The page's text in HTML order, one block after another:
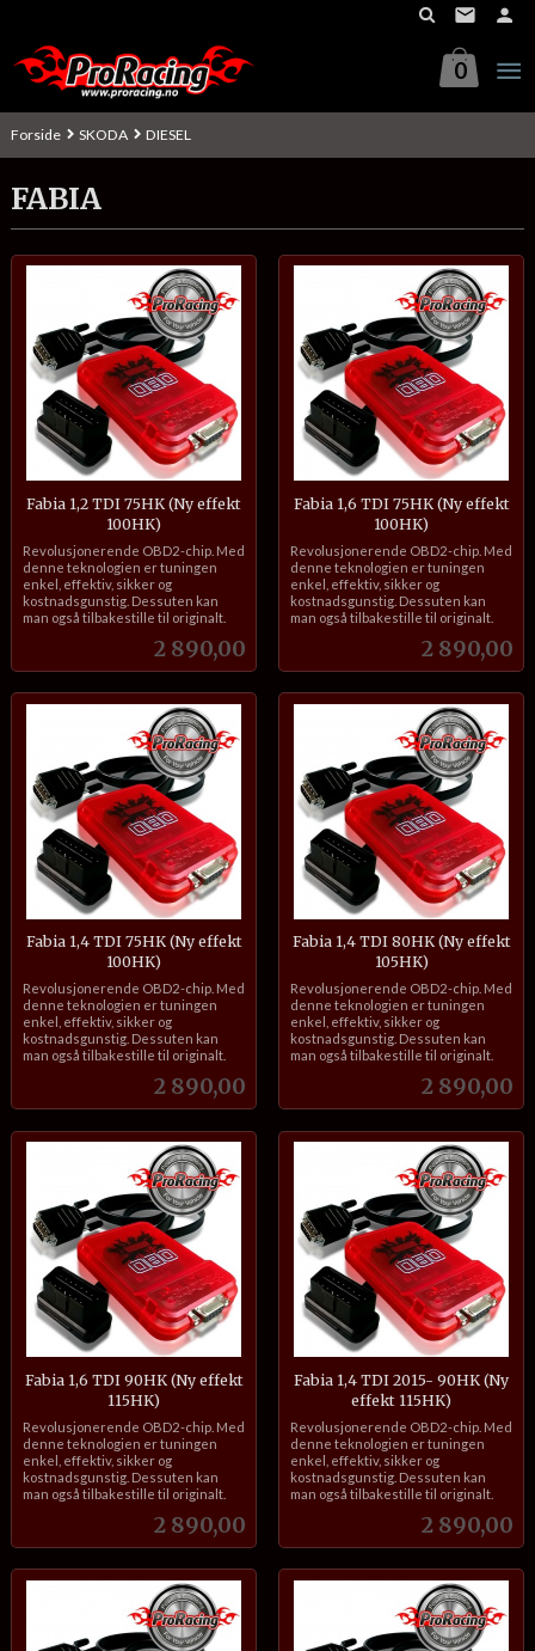
innholdet
0
Forside SKODA DIESEL
FABIA
Fabia 1,2 TDI 75HK (Ny effekt
100HK)
Pris
2 890,00
inkl.
mva.
Revolusjonerende OBD2-chip. Med
denne teknologien er tuningen
enkel, effektiv, sikker og
kostnadsgunstig. Dessuten kan
man også tilbakestille til originalt.
Fabia 1,6 TDI 75HK (Ny effekt
100HK)
Pris
2 890,00
inkl.
mva.
Revolusjonerende OBD2-chip. Med
denne teknologien er tuningen
enkel, effektiv, sikker og
kostnadsgunstig. Dessuten kan
man også tilbakestille til originalt.
Fabia 1,4 TDI 75HK (Ny effekt
100HK)
Pris
2 890,00
inkl.
mva.
Revolusjonerende OBD2-chip. Med
denne teknologien er tuningen
enkel, effektiv, sikker og
kostnadsgunstig. Dessuten kan
man også tilbakestille til originalt.
Fabia 1,4 TDI 80HK (Ny effekt
105HK)
Pris
2 890,00
inkl.
mva.
Revolusjonerende OBD2-chip. Med
denne teknologien er tuningen
enkel, effektiv, sikker og
kostnadsgunstig. Dessuten kan
man også tilbakestille til originalt.
Fabia 1,6 TDI 90HK (Ny effekt
115HK)
Pris
2 890,00
inkl.
mva.
Revolusjonerende OBD2-chip. Med
denne teknologien er tuningen
enkel, effektiv, sikker og
kostnadsgunstig. Dessuten kan
man også tilbakestille til originalt.
Fabia 1,4 TDI 2015- 90HK (Ny
effekt 115HK)
Pris
2 890,00
inkl.
mva.
Revolusjonerende OBD2-chip. Med
denne teknologien er tuningen
enkel, effektiv, sikker og
kostnadsgunstig. Dessuten kan
man også tilbakestille til originalt.